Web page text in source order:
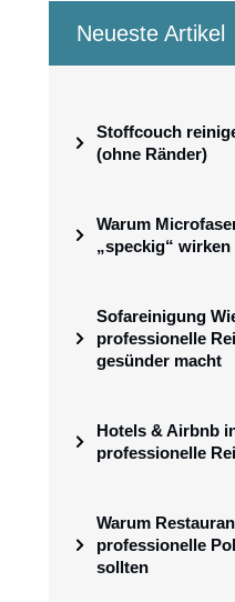
Neueste Artikel
Stoffcouch
(ohne Ränder)
Warum
„speckig“ wirken
Sofareinigung
professionelle
gesünder macht
Hotels & Airbnb
professionelle
Warum
professionelle
sollten